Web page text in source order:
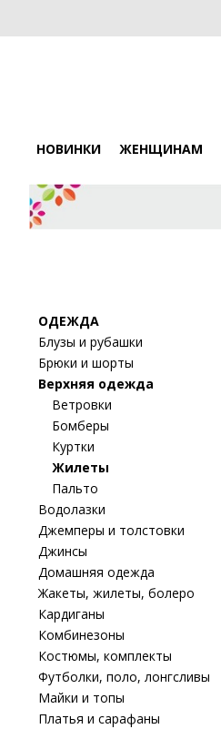
НОВИНКИ ЖЕНЩИНАМ
ОДЕЖДА
Блузы и рубашки
Брюки и шорты
Верхняя одежда
Ветровки
Бомберы
Куртки
Жилеты
Пальто
Водолазки
Джемперы и толстовки
Джинсы
Домашняя одежда
Жакеты, жилеты, болеро
Кардиганы
Комбинезоны
Костюмы, комплекты
Футболки, поло, лонгсливы
Майки и топы
Платья и сарафаны